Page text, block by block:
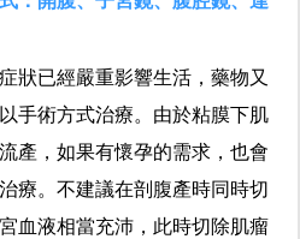
狀已經嚴重影響生活，藥物又
手術方式治療。由於粘膜下肌
產，如果有懷孕的需求，也會
療。不建議在剖腹產時同時切
血液相當充沛，此時切除肌瘤